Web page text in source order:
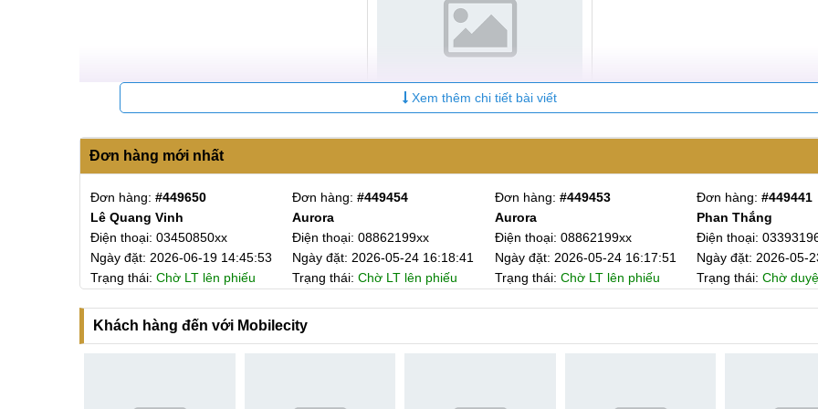
Nhược điểm
Bên cạnh những ưu điểm nổi bật đã nêu, màn hình Daison vẫn có một số nhược điểm mà bạn cần lưu ý:
Màn hình Daison là sản phẩm của bên thứ ba, không phải hàng chính hãng Apple.
Màu sắc hiển thị trên màn hình Daison không tươi tắn bằng màn hình chính hãng.
Xem thêm chi tiết bài viết
Đơn hàng mới nhất
Đơn hàng: #449650
Lê Quang Vinh
Điện thoại: 03450850xx
Ngày đặt: 2026-06-19 14:45:53
Trạng thái: Chờ LT lên phiếu
Đơn hàng:#449454
Aurora
Điện thoại: 08862199xx
Ngày đặt: 2026-05-24 16:18:41
Trạng thái:Chờ LT lên phiếu
Đơn hàng: #449453
Aurora
Điện thoại: 08862199xx
Ngày đặt: 2026-05-24 16:17:51
Trạng thái: Chờ LT lên phiếu
Đơn hàng: #449441
Phan Thắng
Điện thoại:
Ngày đặt: 2026-05-
Trạng thái: Chờ
Khách hàng đến với Mobilecity